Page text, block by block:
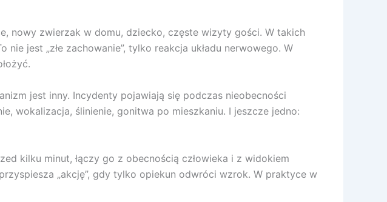
nowy zwierzak w domu, dziecko, częste wizyty gości. W takich
jest „złe zachowanie”, tylko reakcja układu nerwowego. W
jest inny. Incydenty pojawiają się podczas nieobecności
wokalizacja, ślinienie, gonitwa po mieszkaniu. I jeszcze jedno:
kilku minut, łączy go z obecnością człowieka i z widokiem
„akcję”, gdy tylko opiekun odwróci wzrok. W praktyce w